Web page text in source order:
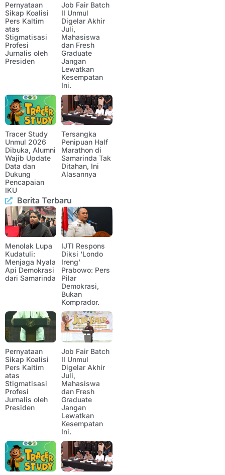
Pernyataan
Sikap Koalisi
Pers Kaltim
atas
Stigmatisasi
Profesi
Jurnalis oleh
Presiden
Job Fair Batch
II Unmul
Digelar Akhir
Juli,
Mahasiswa
dan Fresh
Graduate
Jangan
Lewatkan
Kesempatan
Ini.
Tracer Study
Unmul 2026
Dibuka, Alumni
Wajib Update
Data dan
Dukung
Pencapaian
IKU
Tersangka
Penipuan Half
Marathon di
Samarinda Tak
Ditahan, Ini
Alasannya
Berita Terbaru
Menolak Lupa
Kudatuli:
Menjaga Nyala
Api Demokrasi
dari Samarinda
IJTI Respons
Diksi ‘Londo
Ireng’
Prabowo: Pers
Pilar
Demokrasi,
Bukan
Komprador.
Pernyataan
Sikap Koalisi
Pers Kaltim
atas
Stigmatisasi
Profesi
Jurnalis oleh
Presiden
Job Fair Batch
II Unmul
Digelar Akhir
Juli,
Mahasiswa
dan Fresh
Graduate
Jangan
Lewatkan
Kesempatan
Ini.